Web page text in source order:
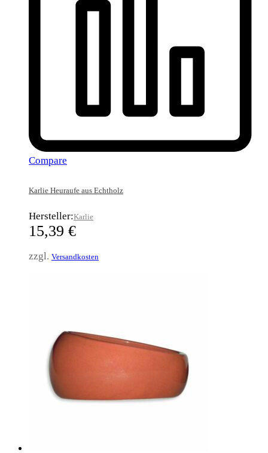
Compare
Karlie Heuraufe aus Echtholz
Hersteller:Karlie
15,39 €
zzgl. Versandkosten